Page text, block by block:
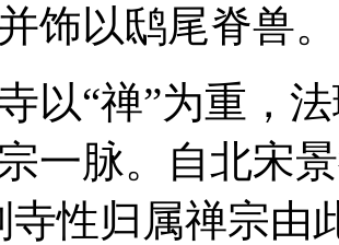
饰以鸱尾脊兽。
以“禅”为重，
一脉。自北宋
寺性归属禅宗由